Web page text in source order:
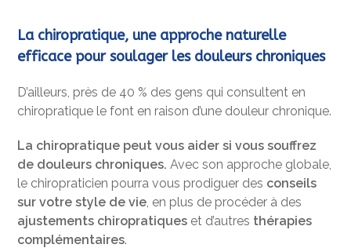
La chiropratique, une approche naturelle
efficace pour soulager les douleurs chroniques
D’ailleurs, près de 40 % des gens qui consultent en
chiropratique le font en raison d’une douleur chronique.
La chiropratique peut vous aider si vous souffrez
de douleurs chroniques. Avec son approche globale,
le chiropraticien pourra vous prodiguer des conseils
sur votre style de vie , en plus de procéder à des
ajustements chiropratiques et d’autres thérapies
complémentaires.